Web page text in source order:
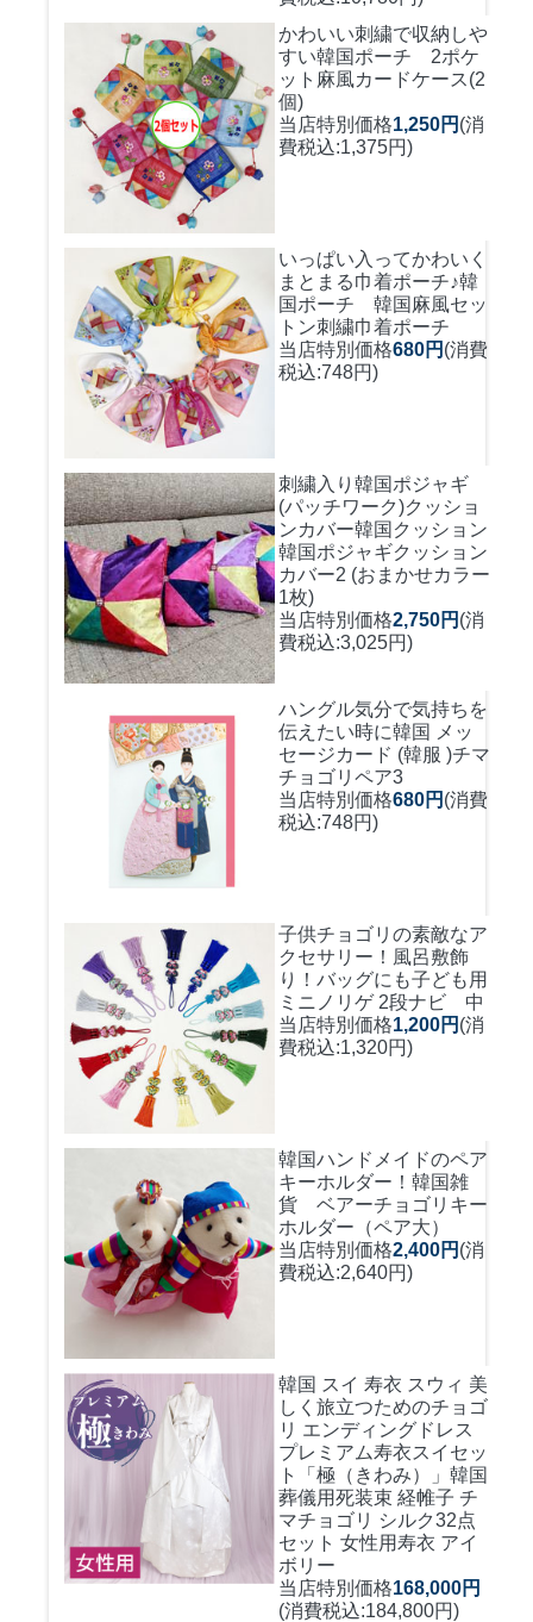
かわいい刺繍で収納しや
すい韓国ポーチ 2ポケ
ット麻風カードケース(2
個)
当店特別価格1,250円 (消
費税込:1,375円)
いっぱい入ってかわいく
まとまる巾着ポーチ♪韓
国ポーチ 韓国麻風セッ
トン刺繍巾着ポーチ
当店特別価格680円 (消費
税込:748円)
刺繍入り韓国ポジャギ
(パッチワーク)クッショ
ンカバー韓国クッション
韓国ポジャギクッション
カバー2 (おまかせカラー
1枚)
当店特別価格2,750円 (消
費税込:3,025円)
ハングル気分で気持ちを
伝えたい時に韓国 メッ
セージカード (韓服 )チマ
チョゴリペア3
当店特別価格680円 (消費
税込:748円)
子供チョゴリの素敵なア
クセサリー！風呂敷飾
り！バッグにも子ども用
ミニノリゲ 2段ナビ 中
当店特別価格1,200円 (消
費税込:1,320円)
韓国ハンドメイドのペア
キーホルダー！ 韓国雑
貨 ベアーチョゴリキー
ホルダー（ペア大）
当店特別価格2,400円 (消
費税込:2,640円)
韓国 スイ 寿衣 スウィ 美
しく旅立つためのチョゴ
リ エンディングドレス
プレミアム寿衣スイセッ
ト「極（きわみ）」韓国
葬儀用死装束 経帷子 チ
マチョゴリ シルク32点
セット 女性用寿衣 アイ
ボリー
当店特別価格168,000円
(消費税込:184,800円)